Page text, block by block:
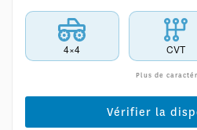
4×4 CVT
Plus de
Vérifier la